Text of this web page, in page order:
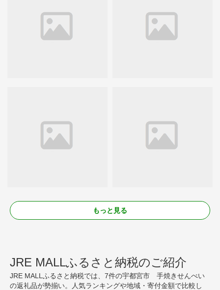
もっと見る
JRE MALLふるさと納税のご紹介
JRE MALLふるさと納税では、7件の宇都宮市 手焼きせんべい
の返礼品が勢揃い。人気ランキングや地域・寄付金額で比較し